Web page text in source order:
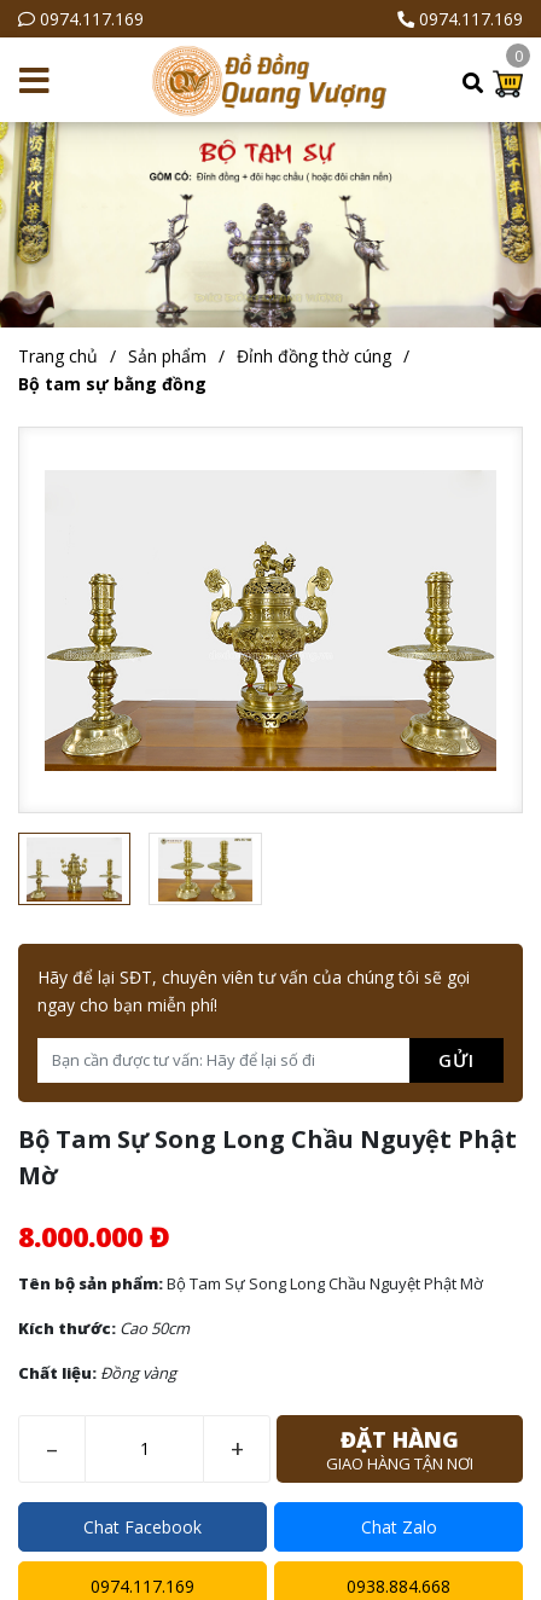
0974.117.169 0974.117.169
0
Trang chủ Sản phẩm
Đỉnh đồng thờ cúng
Bộ tam sự bằng đồng
Hãy để lại SĐT, chuyên viên tư vấn của chúng tôi sẽ gọi
ngay cho bạn miễn phí!
GỬI
Bộ Tam Sự Song Long Chầu Nguyệt Phật
Mờ
8.000.000 Đ
Tên bộ sản phẩm:Bộ Tam Sự Song Long Chầu Nguyệt Phật Mờ
Kích thước: Cao 50cm
Chất liệu: Đồng vàng
– + ĐẶT HÀNG
GIAO HÀNG TẬN NƠI
Chat Facebook Chat Zalo
0974.117.169 0938.884.668